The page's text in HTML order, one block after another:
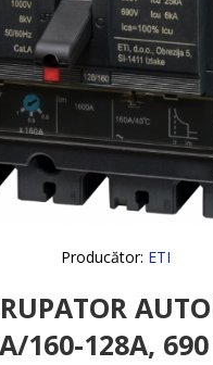
Producător: ETI
160-128A,